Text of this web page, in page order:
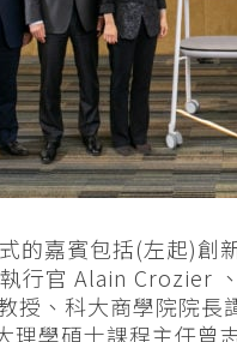
的嘉賓包括(左起)創
行官 Alain Crozier
授、科大商學院院
理學碩士課程主任曾